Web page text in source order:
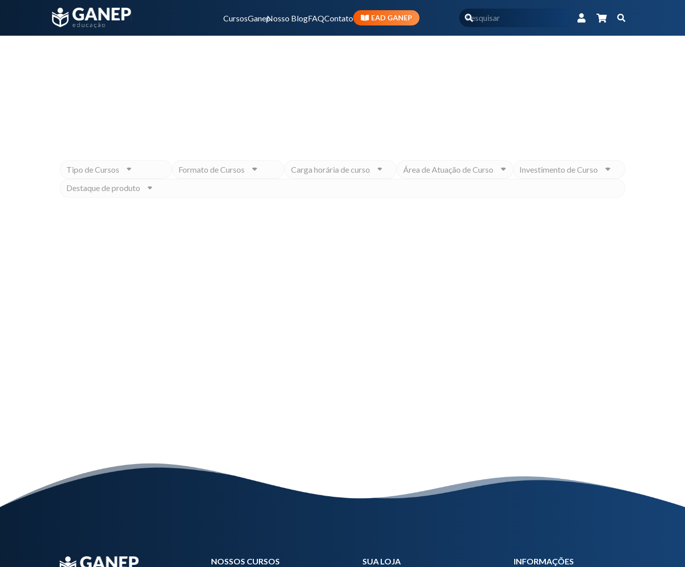
CursosGanepNosso BlogFAQContato EAD GANEP
Tipo de Cursos Formato de Cursos Carga horária de curso Área de Atuação de Curso
Investimento de Curso
Destaque de produto
NOSSOS CURSOS SUA LOJA INFORMAÇÕES